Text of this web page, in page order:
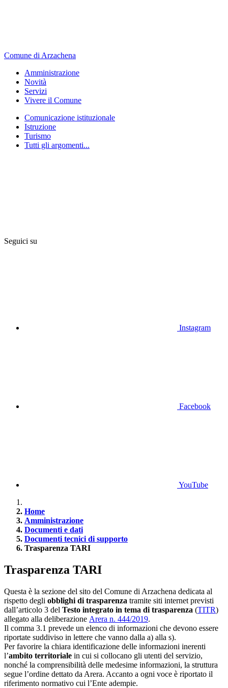
Comune di Arzachena
Amministrazione
Novità
Servizi
Vivere il Comune
Comunicazione istituzionale
Istruzione
Turismo
Tutti gli argomenti...
Seguici su
Instagram
Facebook
YouTube
Home
Amministrazione
Documenti e dati
Documenti tecnici di supporto
Trasparenza TARI
Trasparenza TARI
Questa è la sezione del sito del Comune di Arzachena dedicata al
rispetto degli obblighi di trasparenza tramite siti internet previsti
dall’articolo 3 del Testo integrato in tema di trasparenza (TITR)
allegato alla deliberazione Arera n. 444/2019.
Il comma 3.1 prevede un elenco di informazioni che devono essere
riportate suddiviso in lettere che vanno dalla a) alla s).
Per favorire la chiara identificazione delle informazioni inerenti
l’ambito territoriale in cui si collocano gli utenti del servizio,
nonché la comprensibilità delle medesime informazioni, la struttura
segue l’ordine dettato da Arera. Accanto a ogni voce è riportato il
riferimento normativo cui l’Ente adempie.